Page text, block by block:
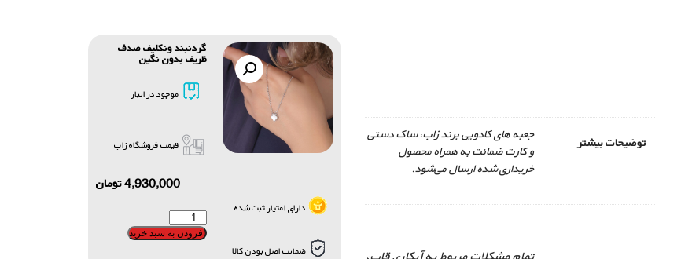
توضیحات بیشتر
جعبه های کادویی برند زاب، ساک دستی
و کارت ضمانت به همراه محصول
خریداری شده ارسال می‌شود.
دارای امتیاز ثبت شده
ضمانت اصل بودن کالا
گردنبند ونکلیف صدف
ظریف بدون نگین
موجود در انبار
قیمت فروشگاه زاب
4,930,000تومان
افزودن به سبد خرید